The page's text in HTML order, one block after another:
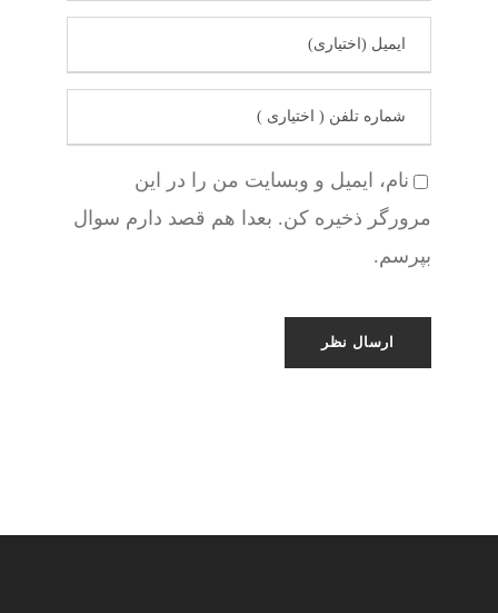
نام، ایمیل و وبسایت من را در این
مرورگر ذخیره کن. بعدا هم قصد دارم سوال
بپرسم.